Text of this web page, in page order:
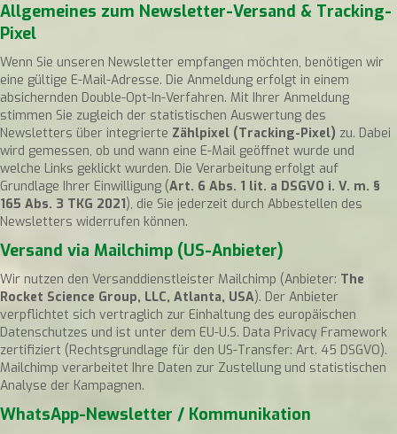
Allgemeines zum Newsletter-Versand & Tracking-
Pixel
Wenn Sie unseren Newsletter empfangen möchten, benötigen wir
eine gültige E-Mail-Adresse. Die Anmeldung erfolgt in einem
absichernden Double-Opt-In-Verfahren. Mit Ihrer Anmeldung
stimmen Sie zugleich der statistischen Auswertung des
Newsletters über integrierte Zählpixel (Tracking-Pixel) zu. Dabei
wird gemessen, ob und wann eine E-Mail geöffnet wurde und
welche Links geklickt wurden. Die Verarbeitung erfolgt auf
Grundlage Ihrer Einwilligung (Art. 6 Abs. 1 lit. a DSGVO i. V. m. §
165 Abs. 3 TKG 2021), die Sie jederzeit durch Abbestellen des
Newsletters widerrufen können.
Versand via Mailchimp (US-Anbieter)
Wir nutzen den Versanddienstleister Mailchimp (Anbieter: The
Rocket Science Group, LLC, Atlanta, USA). Der Anbieter
verpflichtet sich vertraglich zur Einhaltung des europäischen
Datenschutzes und ist unter dem EU-U.S. Data Privacy Framework
zertifiziert (Rechtsgrundlage für den US-Transfer: Art. 45 DSGVO).
Mailchimp verarbeitet Ihre Daten zur Zustellung und statistischen
Analyse der Kampagnen.
WhatsApp-Newsletter / Kommunikation